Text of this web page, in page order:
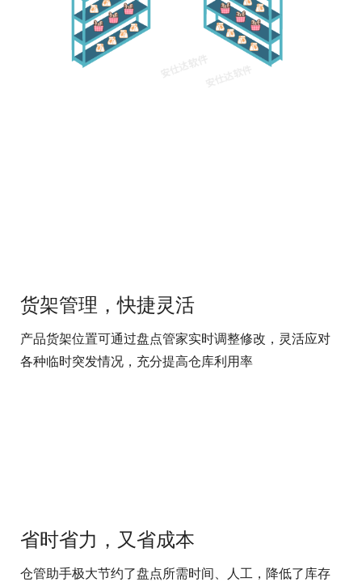
货架管理，快捷灵活
产品货架位置可通过盘点管家实时调整修改，灵活应对
各种临时突发情况，充分提高仓库利用率
省时省力，又省成本
仓管助手极大节约了盘点所需时间、人工，降低了库存